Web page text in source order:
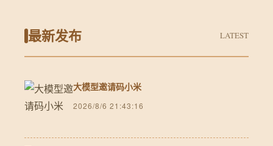
最新发布 LATEST
大模型邀请码小米
2026/8/6 21:43:16